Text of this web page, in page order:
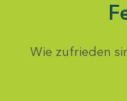
Wie zufrieden